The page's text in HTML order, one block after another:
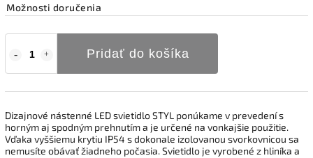
Možnosti doručenia
Pridať do košíka
Dizajnové nástenné LED svietidlo STYL ponúkame v prevedení s
horným aj spodným prehnutím a je určené na vonkajšie použitie.
Vďaka vyššiemu krytiu IP54 s dokonale izolovanou svorkovnicou sa
nemusíte obávať žiadneho počasia. Svietidlo je vyrobené z hliníka a